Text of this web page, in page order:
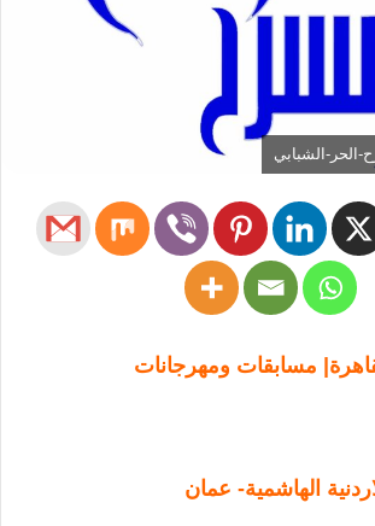
الحر-الشبابي
مسابقات ومهرجانات
الهاشمية- عمان